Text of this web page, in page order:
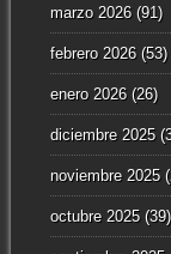
marzo 2026(91)
febrero 2026(53)
enero 2026(26)
diciembre 2025
noviembre 2025
octubre 2025(39)